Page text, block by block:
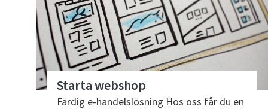
Starta webshop
Färdig e-handelslösning Hos oss får du en